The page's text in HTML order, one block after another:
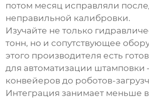
потом месяц исправляли
неправильной калибровки.
Изучайте не только
тонн, но и сопутствующее
этого производителя есть
для автоматизации штамповки
конвейеров до роботов-
Интеграция занимает меньше